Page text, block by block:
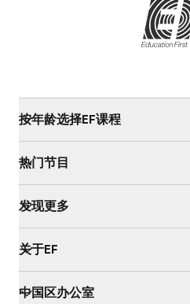
按年龄选择EF课程
热门节目
发现更多
关于EF
中国区办公室